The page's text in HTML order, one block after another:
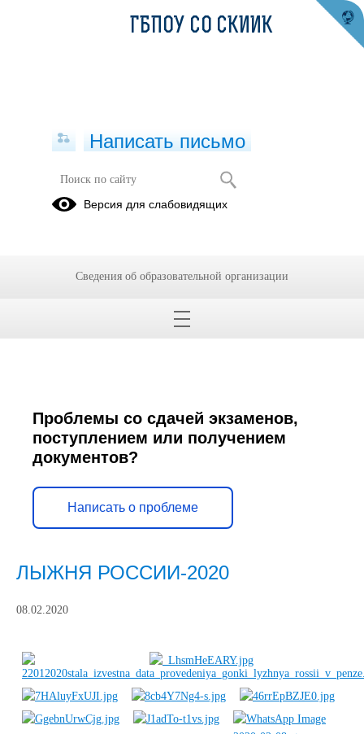
Проблемы со сдачей экзаменов,
поступлением или получением
документов?
Написать о проблеме
ЛЫЖНЯ РОССИИ-2020
08.02.2020
ГБПОУ СО СКИИК
Написать письмо
Версия для слабовидящих
Сведения об образовательной организации